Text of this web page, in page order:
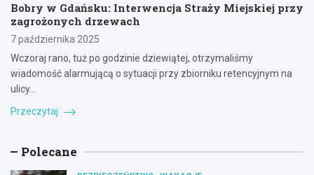
Bobry w Gdańsku: Interwencja Straży Miejskiej przy
zagrożonych drzewach
7 października 2025
Wczoraj rano, tuż po godzinie dziewiątej, otrzymaliśmy
wiadomość alarmującą o sytuacji przy zbiorniku retencyjnym na
ulicy…
Przeczytaj
Polecane